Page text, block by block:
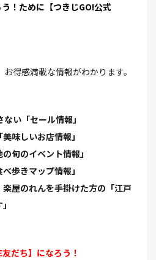
！ために【つきじGO!公式
得感満載な情報がわかります。
ない「セール情報」
味しいお店情報」
旬のイベント情報」
歩きマップ情報」
楽屋のれんを手掛けた方の「江戸
だち】になろう！